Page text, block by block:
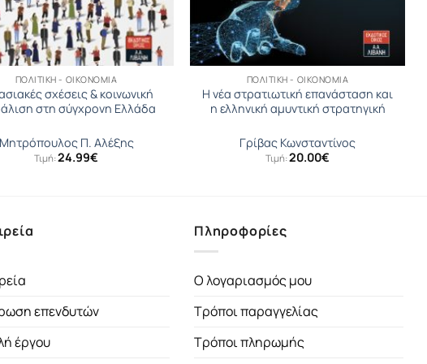
ΠΟΛΙΤΙΚΉ - ΟΙΚΟΝΟΜΊΑ
σχέσεις & κοινωνική
στη σύγχρονη Ελλάδα
Μητρόπουλος Π. Αλέξης
Τιμή:24.99€
ΠΟΛΙΤΙΚΉ - ΟΙΚΟΝΟΜΊΑ
Η νέα στρατιωτική επανάσταση και
η ελληνική αμυντική στρατηγική
Γρίβας Κωνσταντίνος
Τιμή:20.00€
επενδυτών
έργου
Πληροφορίες
Ο λογαριασμός μου
Τρόποι παραγγελίας
Τρόποι πληρωμής